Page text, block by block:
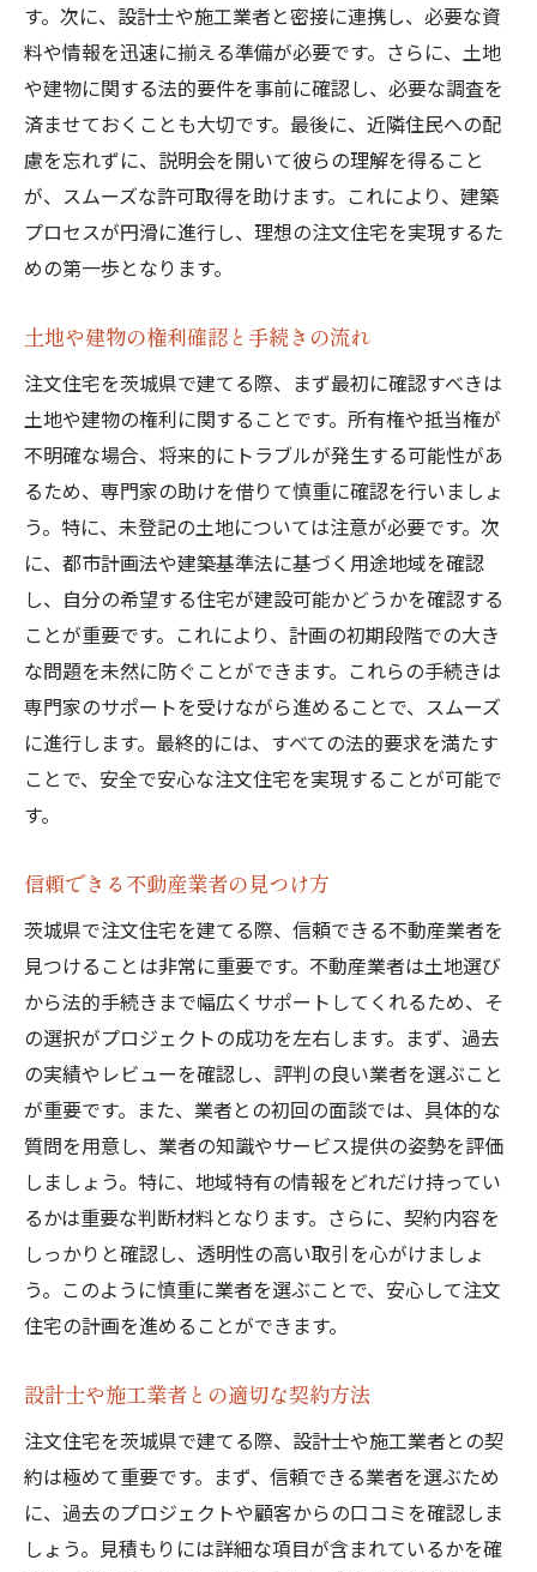
す。次に、設計士や施工業者と密接に連携し、必要な資
料や情報を迅速に揃える準備が必要です。さらに、土地
や建物に関する法的要件を事前に確認し、必要な調査を
済ませておくことも大切です。最後に、近隣住民への配
慮を忘れずに、説明会を開いて彼らの理解を得ること
が、スムーズな許可取得を助けます。これにより、建築
プロセスが円滑に進行し、理想の注文住宅を実現するた
めの第一歩となります。
土地や建物の権利確認と手続きの流れ
注文住宅を茨城県で建てる際、まず最初に確認すべきは
土地や建物の権利に関することです。所有権や抵当権が
不明確な場合、将来的にトラブルが発生する可能性があ
るため、専門家の助けを借りて慎重に確認を行いましょ
う。特に、未登記の土地については注意が必要です。次
に、都市計画法や建築基準法に基づく用途地域を確認
し、自分の希望する住宅が建設可能かどうかを確認する
ことが重要です。これにより、計画の初期段階での大き
な問題を未然に防ぐことができます。これらの手続きは
専門家のサポートを受けながら進めることで、スムーズ
に進行します。最終的には、すべての法的要求を満たす
ことで、安全で安心な注文住宅を実現することが可能で
す。
信頼できる不動産業者の見つけ方
茨城県で注文住宅を建てる際、信頼できる不動産業者を
見つけることは非常に重要です。不動産業者は土地選び
から法的手続きまで幅広くサポートしてくれるため、そ
の選択がプロジェクトの成功を左右します。まず、過去
の実績やレビューを確認し、評判の良い業者を選ぶこと
が重要です。また、業者との初回の面談では、具体的な
質問を用意し、業者の知識やサービス提供の姿勢を評価
しましょう。特に、地域特有の情報をどれだけ持ってい
るかは重要な判断材料となります。さらに、契約内容を
しっかりと確認し、透明性の高い取引を心がけましょ
う。このように慎重に業者を選ぶことで、安心して注文
住宅の計画を進めることができます。
設計士や施工業者との適切な契約方法
注文住宅を茨城県で建てる際、設計士や施工業者との契
約は極めて重要です。まず、信頼できる業者を選ぶため
に、過去のプロジェクトや顧客からの口コミを確認しま
しょう。見積もりには詳細な項目が含まれているかを確